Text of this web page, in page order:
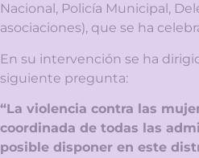
Nacional, Policía Municipal,
asociaciones), que se ha
En su intervención se ha
siguiente pregunta:
“La violencia contra las
coordinada de todas las
posible disponer en este